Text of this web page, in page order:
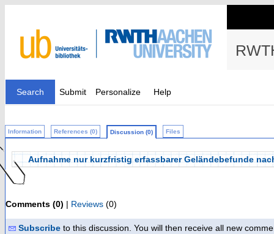
Search Submit Personalize Help
Information References (0) Discussion (0) Files
Aufnahme nur kurzfristig erfassbarer Geländebefunde
Comments (0) | Reviews (0)
Subscribe to this discussion. You will then receive all new